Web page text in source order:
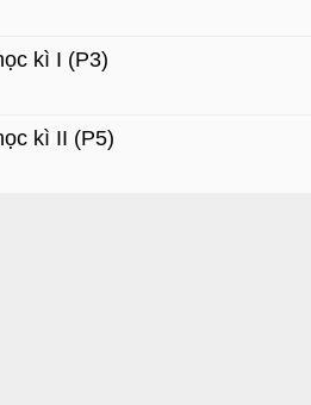
kì I (P3)
kì II (P5)